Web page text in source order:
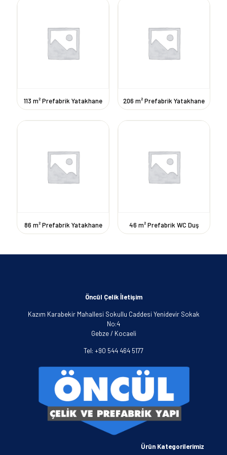
113 m² Prefabrik Yatakhane 206 m² Prefabrik Yatakhane
86 m² Prefabrik Yatakhane 46 m² Prefabrik WC Duş
Öncül Çelik İletişim
Kazım Karabekir Mahallesi Sokullu Caddesi Yenidevir Sokak
No:4
Gebze / Kocaeli
Tel: +90 544 464 5177
Ürün Kategorilerimiz